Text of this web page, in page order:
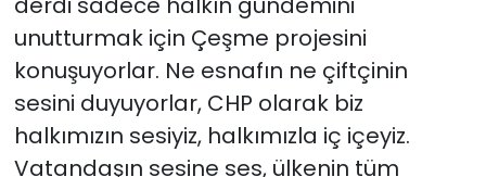
unutturmak için Çeşme projesini
konuşuyorlar. Ne esnafın ne çiftçinin
sesini duyuyorlar, CHP olarak biz
halkımızın sesiyiz, halkımızla iç içeyiz.
Vatandaşın sesine ses, ülkenin tüm